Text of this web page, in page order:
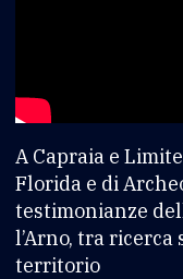
A Capraia e
Florida e di
testimonianze
l’Arno, tra
territorio